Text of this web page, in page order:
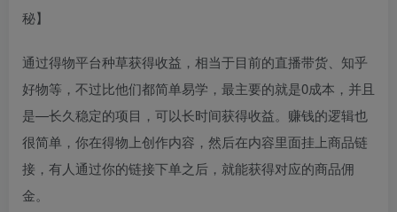
通过得物平台种草获得收益，相当于目前的直播带货、知乎
好物等，不过比他们都简单易学，最主要的就是0成本，并且
是—长久稳定的项目，可以长时间获得收益。赚钱的逻辑也
很简单，你在得物上创作内容，然后在内容里面挂上商品链
接，有人通过你的链接下单之后，就能获得对应的商品佣
金。